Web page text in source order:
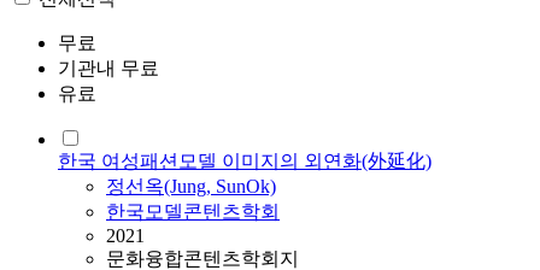
무료
기관내 무료
유료
한국 여성패션모델 이미지의 외연화(外延化)
정선옥(Jung, SunOk)
한국모델콘텐츠학회
2021
문화융합콘텐츠학회지